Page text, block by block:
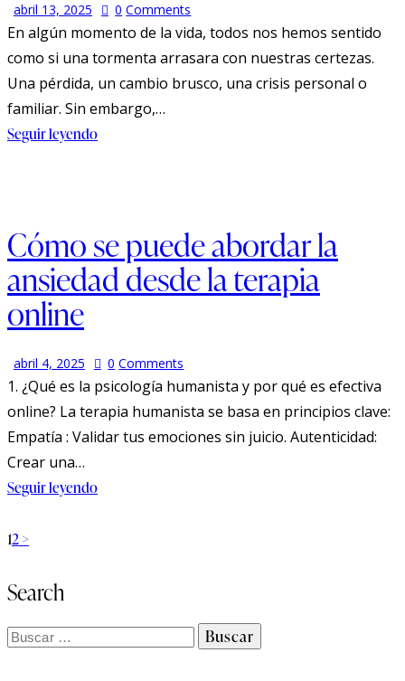
abril 13, 2025 0 Comments
En algún momento de la vida, todos nos hemos sentido
como si una tormenta arrasara con nuestras certezas.
Una pérdida, un cambio brusco, una crisis personal o
familiar. Sin embargo,…
Seguir leyendo
Cómo se puede abordar la
ansiedad desde la terapia
online
abril 4, 2025 0 Comments
1. ¿Qué es la psicología humanista y por qué es efectiva
online? La terapia humanista se basa en principios clave:
Empatía : Validar tus emociones sin juicio. Autenticidad:
Crear una…
Seguir leyendo
12>
Search